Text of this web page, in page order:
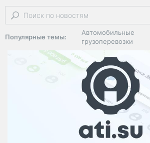
орг-маркет железнодорожные грузоперевозки
Популярные темы:
Автомобильные
грузоперевозки
Региональная
логистика
ЭДО, ИТ в
логистике
Дороги,
инфраструктура
Логистика, грузы